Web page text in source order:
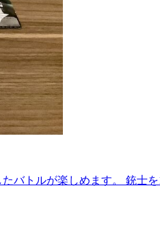
バトルが楽しめます。 銃士